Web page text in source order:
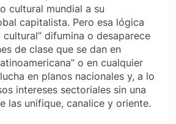
cultural mundial a su
capitalista. Pero esa lógica
cultural” difumina o desaparece
de clase que se dan en
o en cualquier
en planos nacionales y, a lo
intereses sectoriales sin una
las unifique, canalice y oriente.